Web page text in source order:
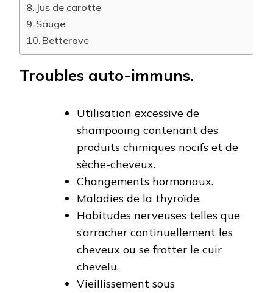
Jus de carotte
Sauge
Betterave
Troubles auto-immuns.
Utilisation excessive de
shampooing contenant des
produits chimiques nocifs et de
sèche-cheveux.
Changements hormonaux.
Maladies de la thyroïde.
Habitudes nerveuses telles que
s’arracher continuellement les
cheveux ou se frotter le cuir
chevelu.
Vieillissement sous